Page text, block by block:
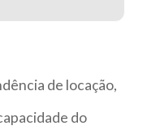
de locação,
do